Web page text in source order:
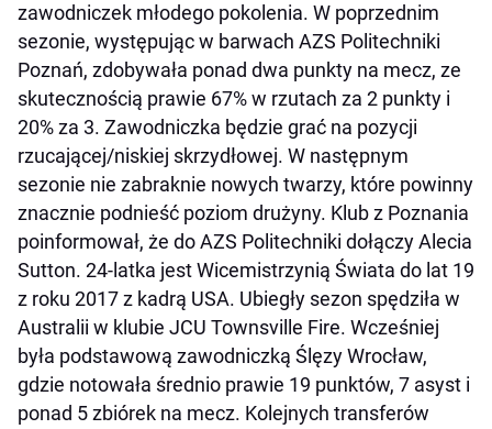
zawodniczek młodego pokolenia. W poprzednim
sezonie, występując w barwach AZS Politechniki
Poznań, zdobywała ponad dwa punkty na mecz, ze
skutecznością prawie 67% w rzutach za 2 punkty i
20% za 3. Zawodniczka będzie grać na pozycji
rzucającej/niskiej skrzydłowej. W następnym
sezonie nie zabraknie nowych twarzy, które powinny
znacznie podnieść poziom drużyny. Klub z Poznania
poinformował, że do AZS Politechniki dołączy Alecia
Sutton. 24-latka jest Wicemistrzynią Świata do lat 19
z roku 2017 z kadrą USA. Ubiegły sezon spędziła w
Australii w klubie JCU Townsville Fire. Wcześniej
była podstawową zawodniczką Ślęzy Wrocław,
gdzie notowała średnio prawie 19 punktów, 7 asyst i
ponad 5 zbiórek na mecz. Kolejnych transferów